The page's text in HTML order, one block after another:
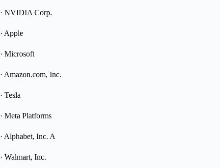
· NVIDIA Corp.
· Apple
· Microsoft
· Amazon.com, Inc.
· Tesla
· Meta Platforms
· Alphabet, Inc. A
· Walmart, Inc.